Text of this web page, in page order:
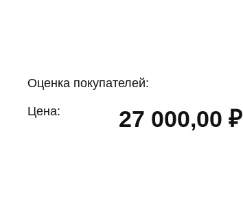
Оценка покупателей:
Цена: 27 000,00₽